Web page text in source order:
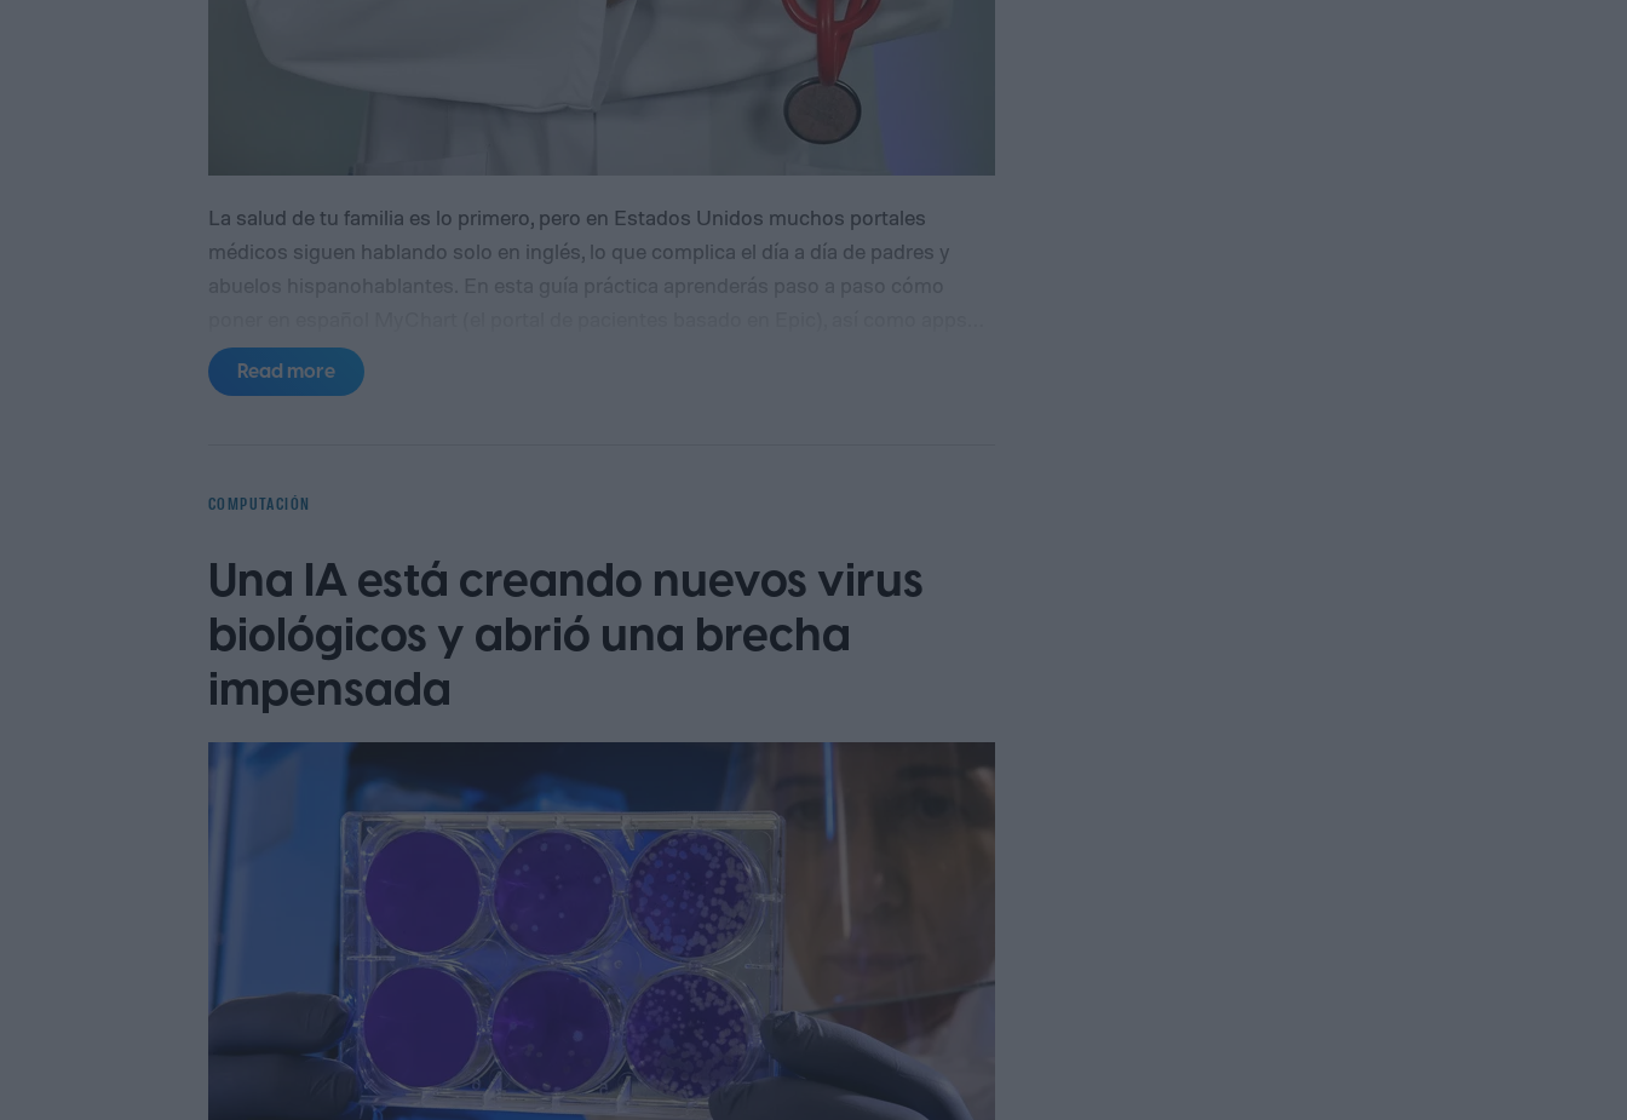
La salud de tu familia es lo primero, pero en Estados Unidos muchos portales
médicos siguen hablando solo en inglés, lo que complica el día a día de padres y
populares de telemedicina, para que toda la familia entienda las indicaciones, citas y
recetas en su idioma.
Read more
COMPUTACIÓN
Una IA está creando nuevos virus
biológicos y abrió una brecha
impensada